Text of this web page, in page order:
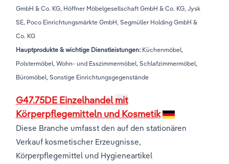
GmbH & Co. KG, Höffner Möbelgesellschaft GmbH & Co. KG, Jysk
SE, Poco Einrichtungsmärkte GmbH, Segmüller Holding GmbH &
Co. KG
Hauptprodukte & wichtige Dienstleistungen:Küchenmöbel,
Polstermöbel, Wohn- und Esszimmermöbel, Schlafzimmermöbel,
Büromöbel, Sonstige Einrichtungsgegenstände
G47.75DE Einzelhandelmit
Körperpflegemitteln und Kosmetik
Diese Branche umfasst den auf den stationären
Verkauf kosmetischer Erzeugnisse,
Körperpflegemittel und Hygieneartikel